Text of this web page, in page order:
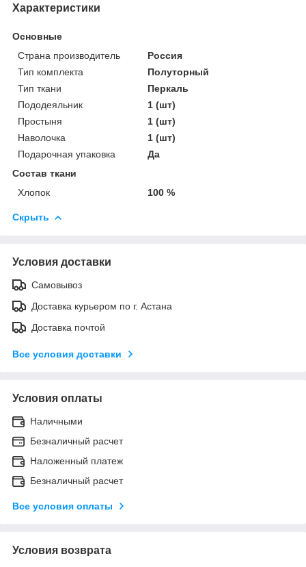
Характеристики
Основные
Страна производитель
Россия
Тип комплекта
Полуторный
Тип ткани
Перкаль
Пододеяльник
1 (шт)
Простыня
1 (шт)
Наволочка
1 (шт)
Подарочная упаковка
Да
Состав ткани
Хлопок
100 %
Скрыть
Условия доставки
Самовывоз
Доставка курьером по г. Астана
Доставка почтой
Все условия доставки
Условия оплаты
Наличными
Безналичный расчет
Наложенный платеж
Безналичный расчет
Все условия оплаты
Условия возврата